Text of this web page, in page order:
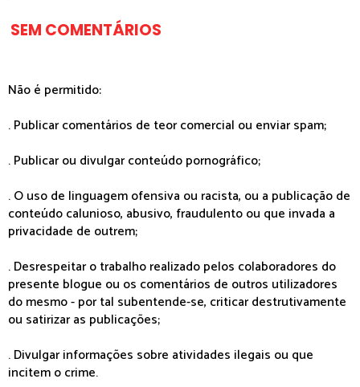
SEM COMENTÁRIOS
Não é permitido:
. Publicar comentários de teor comercial ou enviar spam;
. Publicar ou divulgar conteúdo pornográfico;
. O uso de linguagem ofensiva ou racista, ou a publicação de
conteúdo calunioso, abusivo, fraudulento ou que invada a
privacidade de outrem;
. Desrespeitar o trabalho realizado pelos colaboradores do
presente blogue ou os comentários de outros utilizadores
do mesmo - por tal subentende-se, criticar destrutivamente
ou satirizar as publicações;
. Divulgar informações sobre atividades ilegais ou que
incitem o crime.